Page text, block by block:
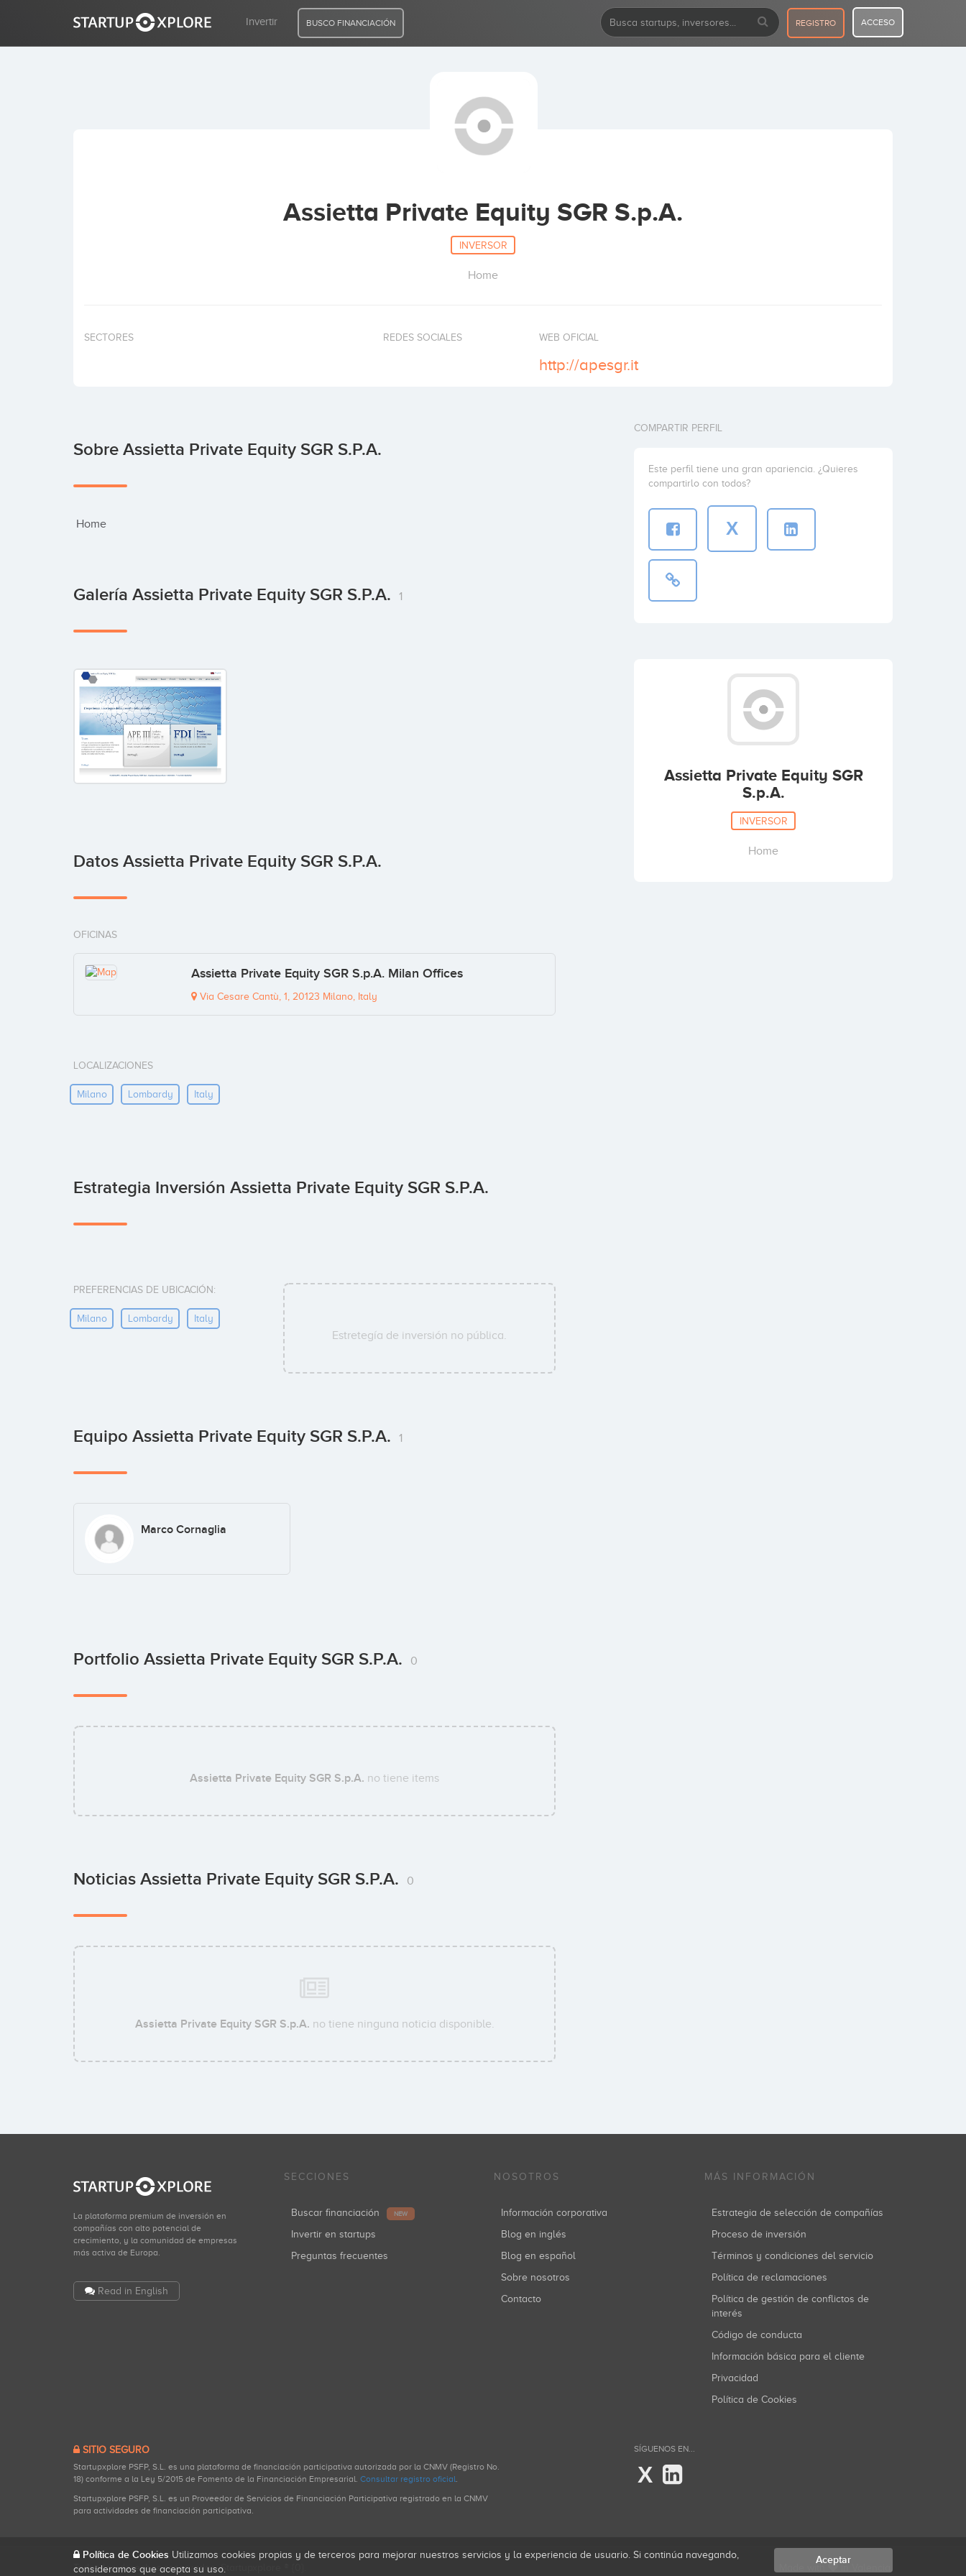
Invertir BUSCO FINANCIACIÓN REGISTRO ACCESO
Assietta Private Equity SGR S.p.A.
INVERSOR
Home
SECTORES REDES SOCIALES WEB OFICIAL
http://apesgr.it
Sobre Assietta Private Equity SGR S.p.A.
Home
Galería Assietta Private Equity SGR S.p.A. 1
Datos Assietta Private Equity SGR S.p.A.
OFICINAS
Assietta Private Equity SGR S.p.A. Milan Offices
Via Cesare Cantù, 1, 20123 Milano, Italy
LOCALIZACIONES
Milano Lombardy Italy
Estrategia Inversión Assietta Private Equity SGR S.p.A.
PREFERENCIAS DE UBICACIÓN:
Milano Lombardy Italy
Estretegía de inversión no pública.
Equipo Assietta Private Equity SGR S.p.A. 1
Marco Cornaglia
Portfolio Assietta Private Equity SGR S.p.A. 0
Assietta Private Equity SGR S.p.A. no tiene items
Noticias Assietta Private Equity SGR S.p.A. 0
Assietta Private Equity SGR S.p.A. no tiene ninguna noticia disponible.
COMPARTIR PERFIL
Este perfil tiene una gran apariencia. ¿Quieres
compartirlo con todos?
X
Assietta Private Equity SGR
S.p.A.
INVERSOR
Home
La plataforma premium de inversión en
compañías con alto potencial de
crecimiento, y la comunidad de empresas
más activa de Europa.
Read in English
SECCIONES
Buscar financiación NEW
Invertir en startups
Preguntas frecuentes
NOSOTROS
Información corporativa
Blog en inglés
Blog en español
Sobre nosotros
Contacto
MÁS INFORMACIÓN
Estrategia de selección de compañías
Proceso de inversión
Términos y condiciones del servicio
Política de reclamaciones
Política de gestión de conflictos de
interés
Código de conducta
Información básica para el cliente
Privacidad
Política de Cookies
SITIO SEGURO
Startupxplore PSFP, S.L. es una plataforma de financiación participativa autorizada por la CNMV (Registro No.
18) conforme a la Ley 5/2015 de Fomento de la Financiación Empresarial. Consultar registro oficial.
Startupxplore PSFP, S.L. es un Proveedor de Servicios de Financiación Participativa registrado en la CNMV
para actividades de financiación participativa.
SÍGUENOS EN...
X
Todos los derechos reservados. Startupxplore ® {0}.
Política de Cookies Utilizamos cookies propias y de terceros para mejorar nuestros servicios y la experiencia de usuario. Si continúa navegando,
consideramos que acepta su uso.
Aceptar